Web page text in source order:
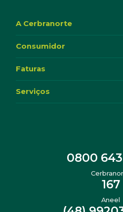
A Cerbranorte
Consumidor
Faturas
Serviços
0800
167
Aneel